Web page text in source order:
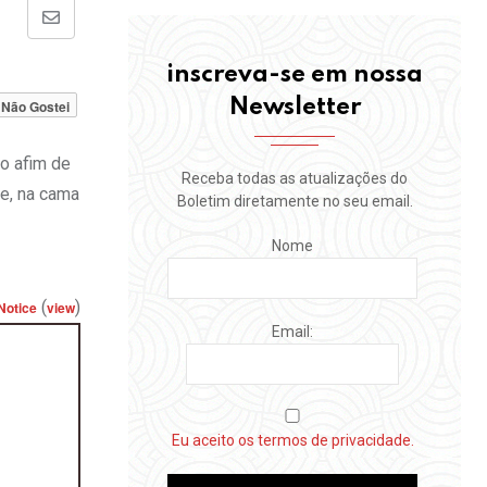
Share
Email
Não Gostei
afim de
na cama
(view)
inscreva-se em nossa
Newsletter
Receba todas as atualizações do
Boletim diretamente no seu email.
Nome
Email:
Eu aceito os termos de privacidade.